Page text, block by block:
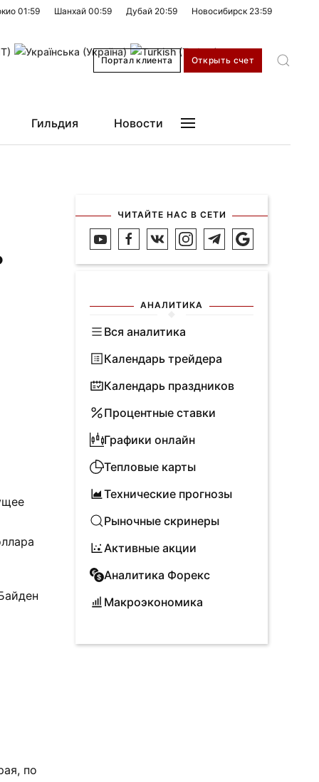
01:59 Шанхай 00:59 Дубай 20:59 Новосибирск 23:59
Портал клиента Открыть счет
Гильдия Новости
по
ЧИТАЙТЕ НАС В СЕТИ
АНАЛИТИКА
Вся аналитика
Календарь трейдера
Календарь праздников
Процентные ставки
Графики онлайн
Тепловые карты
Технические прогнозы
Рыночные скринеры
Активные акции
Аналитика Форекс
Макроэкономика